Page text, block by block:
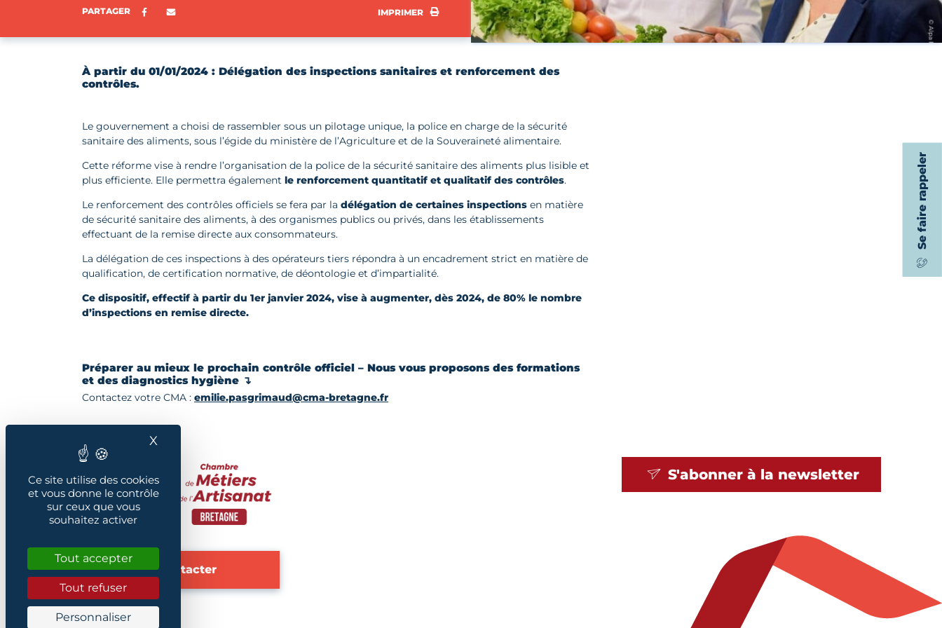
Ce site utilise des cookies
et vous donne le contrôle
sur ceux que vous
souhaitez activer
Tout accepter
Tout refuser
Personnaliser
X
PARTAGER Partager sur Facebook IMPRIMER IMPRIMER
À partir du 01/01/2024 : Délégation des inspections sanitaires et renforcement des
contrôles.
Le gouvernement a choisi de rassembler sous un pilotage unique, la police en charge de la sécurité
sanitaire des aliments, sous l’égide du ministère de l’Agriculture et de la Souveraineté alimentaire.
Cette réforme vise à rendre l’organisation de la police de la sécurité sanitaire des aliments plus lisible et
plus efficiente. Elle permettra également le renforcement quantitatif et qualitatif des contrôles.
Le renforcement des contrôles officiels se fera par la délégation de certaines inspections en matière
de sécurité sanitaire des aliments, à des organismes publics ou privés, dans les établissements
effectuant de la remise directe aux consommateurs.
La délégation de ces inspections à des opérateurs tiers répondra à un encadrement strict en matière de
qualification, de certification normative, de déontologie et d’impartialité.
Ce dispositif, effectif à partir du 1er janvier 2024, vise à augmenter, dès 2024, de 80% le nombre
d’inspections en remise directe.
Préparer au mieux le prochain contrôle officiel – Nous vous proposons des formations
et des diagnostics hygiène ↴
Contactez votre CMA : emilie.pasgrimaud@cma-bretagne.fr
Nous contacter
S'abonner à la newsletter
Se faire rappeler